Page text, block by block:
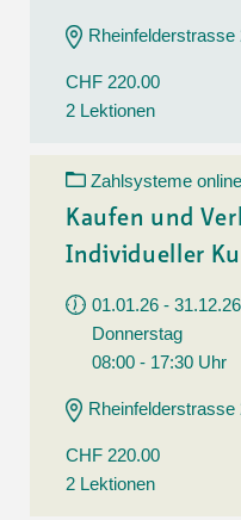
Rheinfelderstrasse
CHF 220.00
2 Lektionen
Zahlsysteme
Kaufen und
Individueller
01.01.26 - 31.12.26
Donnerstag
08:00 - 17:30 Uhr
Rheinfelderstrasse
CHF 220.00
2 Lektionen